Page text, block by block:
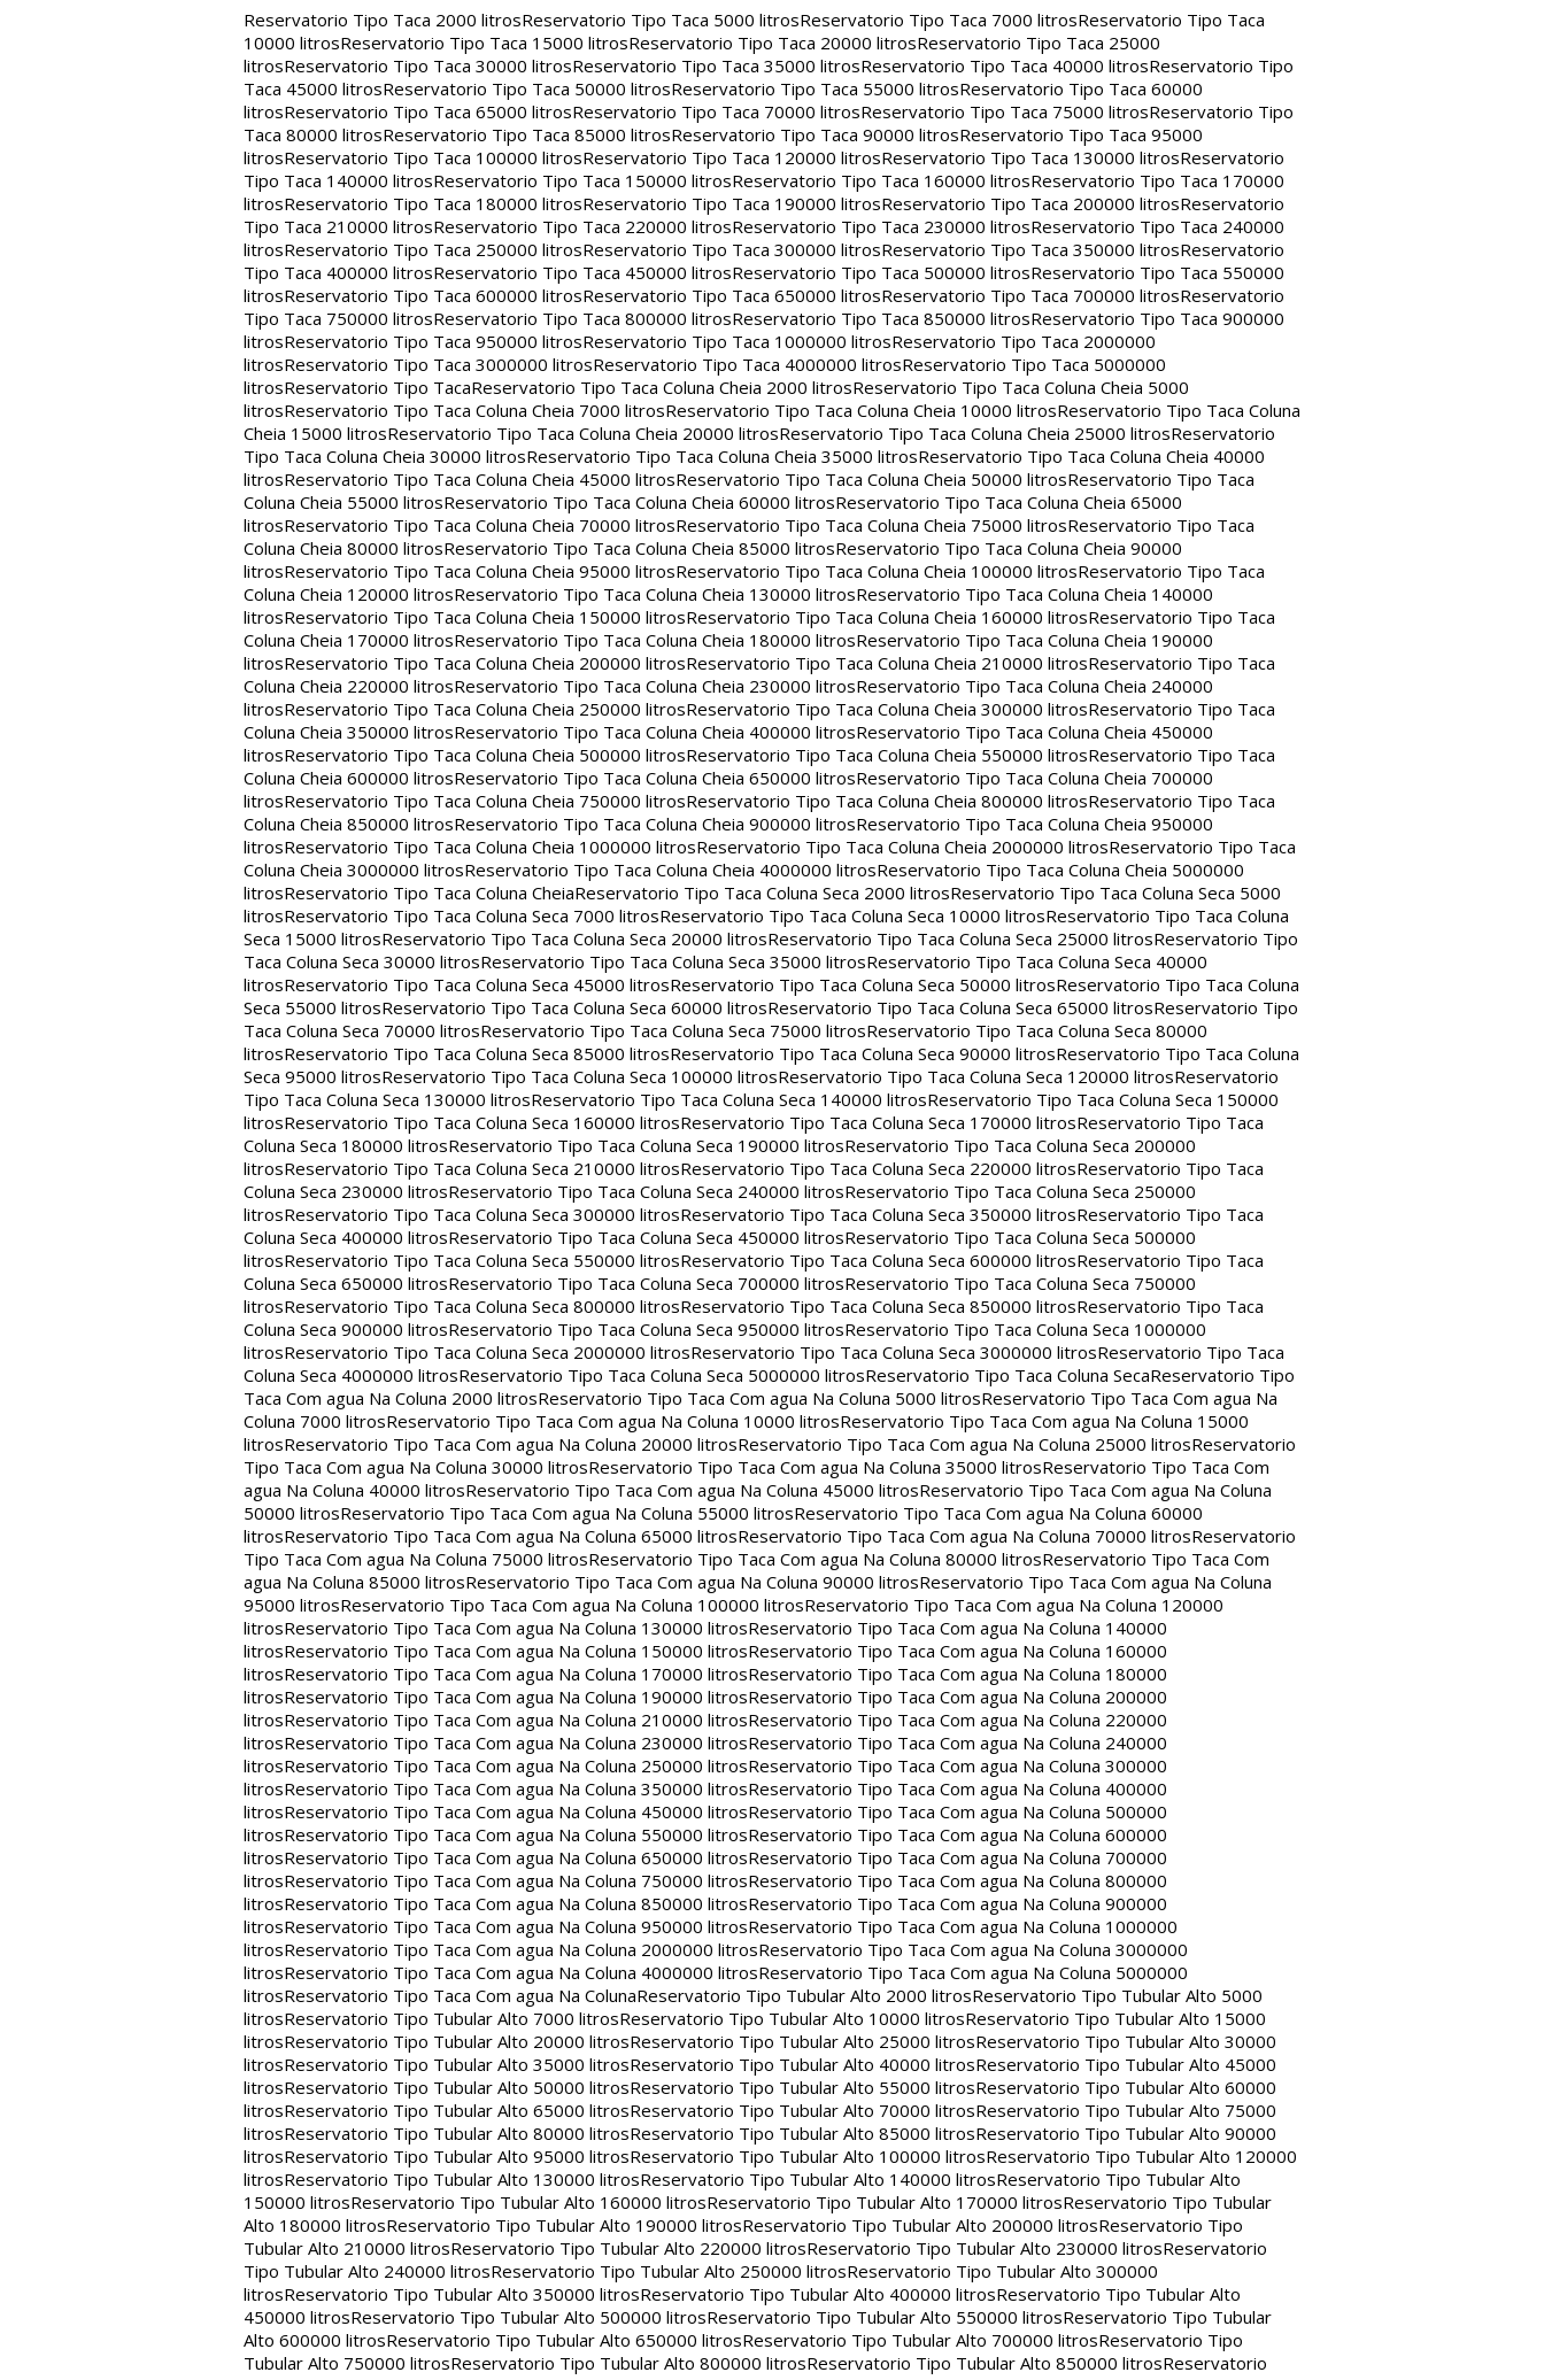
Reservatorio Tipo Taca 2000 litrosReservatorio Tipo Taca 5000 litrosReservatorio Tipo Taca 7000 litrosReservatorio Tipo Taca
10000 litrosReservatorio Tipo Taca 15000 litrosReservatorio Tipo Taca 20000 litrosReservatorio Tipo Taca 25000
litrosReservatorio Tipo Taca 30000 litrosReservatorio Tipo Taca 35000 litrosReservatorio Tipo Taca 40000 litrosReservatorio Tipo
Taca 45000 litrosReservatorio Tipo Taca 50000 litrosReservatorio Tipo Taca 55000 litrosReservatorio Tipo Taca 60000
litrosReservatorio Tipo Taca 65000 litrosReservatorio Tipo Taca 70000 litrosReservatorio Tipo Taca 75000 litrosReservatorio Tipo
Taca 80000 litrosReservatorio Tipo Taca 85000 litrosReservatorio Tipo Taca 90000 litrosReservatorio Tipo Taca 95000
litrosReservatorio Tipo Taca 100000 litrosReservatorio Tipo Taca 120000 litrosReservatorio Tipo Taca 130000 litrosReservatorio
Tipo Taca 140000 litrosReservatorio Tipo Taca 150000 litrosReservatorio Tipo Taca 160000 litrosReservatorio Tipo Taca 170000
litrosReservatorio Tipo Taca 180000 litrosReservatorio Tipo Taca 190000 litrosReservatorio Tipo Taca 200000 litrosReservatorio
Tipo Taca 210000 litrosReservatorio Tipo Taca 220000 litrosReservatorio Tipo Taca 230000 litrosReservatorio Tipo Taca 240000
litrosReservatorio Tipo Taca 250000 litrosReservatorio Tipo Taca 300000 litrosReservatorio Tipo Taca 350000 litrosReservatorio
Tipo Taca 400000 litrosReservatorio Tipo Taca 450000 litrosReservatorio Tipo Taca 500000 litrosReservatorio Tipo Taca 550000
litrosReservatorio Tipo Taca 600000 litrosReservatorio Tipo Taca 650000 litrosReservatorio Tipo Taca 700000 litrosReservatorio
Tipo Taca 750000 litrosReservatorio Tipo Taca 800000 litrosReservatorio Tipo Taca 850000 litrosReservatorio Tipo Taca 900000
litrosReservatorio Tipo Taca 950000 litrosReservatorio Tipo Taca 1000000 litrosReservatorio Tipo Taca 2000000
litrosReservatorio Tipo Taca 3000000 litrosReservatorio Tipo Taca 4000000 litrosReservatorio Tipo Taca 5000000
litrosReservatorio Tipo TacaReservatorio Tipo Taca Coluna Cheia 2000 litrosReservatorio Tipo Taca Coluna Cheia 5000
litrosReservatorio Tipo Taca Coluna Cheia 7000 litrosReservatorio Tipo Taca Coluna Cheia 10000 litrosReservatorio Tipo Taca Coluna
Cheia 15000 litrosReservatorio Tipo Taca Coluna Cheia 20000 litrosReservatorio Tipo Taca Coluna Cheia 25000 litrosReservatorio
Tipo Taca Coluna Cheia 30000 litrosReservatorio Tipo Taca Coluna Cheia 35000 litrosReservatorio Tipo Taca Coluna Cheia 40000
litrosReservatorio Tipo Taca Coluna Cheia 45000 litrosReservatorio Tipo Taca Coluna Cheia 50000 litrosReservatorio Tipo Taca
Coluna Cheia 55000 litrosReservatorio Tipo Taca Coluna Cheia 60000 litrosReservatorio Tipo Taca Coluna Cheia 65000
litrosReservatorio Tipo Taca Coluna Cheia 70000 litrosReservatorio Tipo Taca Coluna Cheia 75000 litrosReservatorio Tipo Taca
Coluna Cheia 80000 litrosReservatorio Tipo Taca Coluna Cheia 85000 litrosReservatorio Tipo Taca Coluna Cheia 90000
litrosReservatorio Tipo Taca Coluna Cheia 95000 litrosReservatorio Tipo Taca Coluna Cheia 100000 litrosReservatorio Tipo Taca
Coluna Cheia 120000 litrosReservatorio Tipo Taca Coluna Cheia 130000 litrosReservatorio Tipo Taca Coluna Cheia 140000
litrosReservatorio Tipo Taca Coluna Cheia 150000 litrosReservatorio Tipo Taca Coluna Cheia 160000 litrosReservatorio Tipo Taca
Coluna Cheia 170000 litrosReservatorio Tipo Taca Coluna Cheia 180000 litrosReservatorio Tipo Taca Coluna Cheia 190000
litrosReservatorio Tipo Taca Coluna Cheia 200000 litrosReservatorio Tipo Taca Coluna Cheia 210000 litrosReservatorio Tipo Taca
Coluna Cheia 220000 litrosReservatorio Tipo Taca Coluna Cheia 230000 litrosReservatorio Tipo Taca Coluna Cheia 240000
litrosReservatorio Tipo Taca Coluna Cheia 250000 litrosReservatorio Tipo Taca Coluna Cheia 300000 litrosReservatorio Tipo Taca
Coluna Cheia 350000 litrosReservatorio Tipo Taca Coluna Cheia 400000 litrosReservatorio Tipo Taca Coluna Cheia 450000
litrosReservatorio Tipo Taca Coluna Cheia 500000 litrosReservatorio Tipo Taca Coluna Cheia 550000 litrosReservatorio Tipo Taca
Coluna Cheia 600000 litrosReservatorio Tipo Taca Coluna Cheia 650000 litrosReservatorio Tipo Taca Coluna Cheia 700000
litrosReservatorio Tipo Taca Coluna Cheia 750000 litrosReservatorio Tipo Taca Coluna Cheia 800000 litrosReservatorio Tipo Taca
Coluna Cheia 850000 litrosReservatorio Tipo Taca Coluna Cheia 900000 litrosReservatorio Tipo Taca Coluna Cheia 950000
litrosReservatorio Tipo Taca Coluna Cheia 1000000 litrosReservatorio Tipo Taca Coluna Cheia 2000000 litrosReservatorio Tipo Taca
Coluna Cheia 3000000 litrosReservatorio Tipo Taca Coluna Cheia 4000000 litrosReservatorio Tipo Taca Coluna Cheia 5000000
litrosReservatorio Tipo Taca Coluna CheiaReservatorio Tipo Taca Coluna Seca 2000 litrosReservatorio Tipo Taca Coluna Seca 5000
litrosReservatorio Tipo Taca Coluna Seca 7000 litrosReservatorio Tipo Taca Coluna Seca 10000 litrosReservatorio Tipo Taca Coluna
Seca 15000 litrosReservatorio Tipo Taca Coluna Seca 20000 litrosReservatorio Tipo Taca Coluna Seca 25000 litrosReservatorio Tipo
Taca Coluna Seca 30000 litrosReservatorio Tipo Taca Coluna Seca 35000 litrosReservatorio Tipo Taca Coluna Seca 40000
litrosReservatorio Tipo Taca Coluna Seca 45000 litrosReservatorio Tipo Taca Coluna Seca 50000 litrosReservatorio Tipo Taca Coluna
Seca 55000 litrosReservatorio Tipo Taca Coluna Seca 60000 litrosReservatorio Tipo Taca Coluna Seca 65000 litrosReservatorio Tipo
Taca Coluna Seca 70000 litrosReservatorio Tipo Taca Coluna Seca 75000 litrosReservatorio Tipo Taca Coluna Seca 80000
litrosReservatorio Tipo Taca Coluna Seca 85000 litrosReservatorio Tipo Taca Coluna Seca 90000 litrosReservatorio Tipo Taca Coluna
Seca 95000 litrosReservatorio Tipo Taca Coluna Seca 100000 litrosReservatorio Tipo Taca Coluna Seca 120000 litrosReservatorio
Tipo Taca Coluna Seca 130000 litrosReservatorio Tipo Taca Coluna Seca 140000 litrosReservatorio Tipo Taca Coluna Seca 150000
litrosReservatorio Tipo Taca Coluna Seca 160000 litrosReservatorio Tipo Taca Coluna Seca 170000 litrosReservatorio Tipo Taca
Coluna Seca 180000 litrosReservatorio Tipo Taca Coluna Seca 190000 litrosReservatorio Tipo Taca Coluna Seca 200000
litrosReservatorio Tipo Taca Coluna Seca 210000 litrosReservatorio Tipo Taca Coluna Seca 220000 litrosReservatorio Tipo Taca
Coluna Seca 230000 litrosReservatorio Tipo Taca Coluna Seca 240000 litrosReservatorio Tipo Taca Coluna Seca 250000
litrosReservatorio Tipo Taca Coluna Seca 300000 litrosReservatorio Tipo Taca Coluna Seca 350000 litrosReservatorio Tipo Taca
Coluna Seca 400000 litrosReservatorio Tipo Taca Coluna Seca 450000 litrosReservatorio Tipo Taca Coluna Seca 500000
litrosReservatorio Tipo Taca Coluna Seca 550000 litrosReservatorio Tipo Taca Coluna Seca 600000 litrosReservatorio Tipo Taca
Coluna Seca 650000 litrosReservatorio Tipo Taca Coluna Seca 700000 litrosReservatorio Tipo Taca Coluna Seca 750000
litrosReservatorio Tipo Taca Coluna Seca 800000 litrosReservatorio Tipo Taca Coluna Seca 850000 litrosReservatorio Tipo Taca
Coluna Seca 900000 litrosReservatorio Tipo Taca Coluna Seca 950000 litrosReservatorio Tipo Taca Coluna Seca 1000000
litrosReservatorio Tipo Taca Coluna Seca 2000000 litrosReservatorio Tipo Taca Coluna Seca 3000000 litrosReservatorio Tipo Taca
Coluna Seca 4000000 litrosReservatorio Tipo Taca Coluna Seca 5000000 litrosReservatorio Tipo Taca Coluna SecaReservatorio Tipo
Taca Com agua Na Coluna 2000 litrosReservatorio Tipo Taca Com agua Na Coluna 5000 litrosReservatorio Tipo Taca Com agua Na
Coluna 7000 litrosReservatorio Tipo Taca Com agua Na Coluna 10000 litrosReservatorio Tipo Taca Com agua Na Coluna 15000
litrosReservatorio Tipo Taca Com agua Na Coluna 20000 litrosReservatorio Tipo Taca Com agua Na Coluna 25000 litrosReservatorio
Tipo Taca Com agua Na Coluna 30000 litrosReservatorio Tipo Taca Com agua Na Coluna 35000 litrosReservatorio Tipo Taca Com
agua Na Coluna 40000 litrosReservatorio Tipo Taca Com agua Na Coluna 45000 litrosReservatorio Tipo Taca Com agua Na Coluna
50000 litrosReservatorio Tipo Taca Com agua Na Coluna 55000 litrosReservatorio Tipo Taca Com agua Na Coluna 60000
litrosReservatorio Tipo Taca Com agua Na Coluna 65000 litrosReservatorio Tipo Taca Com agua Na Coluna 70000 litrosReservatorio
Tipo Taca Com agua Na Coluna 75000 litrosReservatorio Tipo Taca Com agua Na Coluna 80000 litrosReservatorio Tipo Taca Com
agua Na Coluna 85000 litrosReservatorio Tipo Taca Com agua Na Coluna 90000 litrosReservatorio Tipo Taca Com agua Na Coluna
95000 litrosReservatorio Tipo Taca Com agua Na Coluna 100000 litrosReservatorio Tipo Taca Com agua Na Coluna 120000
litrosReservatorio Tipo Taca Com agua Na Coluna 130000 litrosReservatorio Tipo Taca Com agua Na Coluna 140000
litrosReservatorio Tipo Taca Com agua Na Coluna 150000 litrosReservatorio Tipo Taca Com agua Na Coluna 160000
litrosReservatorio Tipo Taca Com agua Na Coluna 170000 litrosReservatorio Tipo Taca Com agua Na Coluna 180000
litrosReservatorio Tipo Taca Com agua Na Coluna 190000 litrosReservatorio Tipo Taca Com agua Na Coluna 200000
litrosReservatorio Tipo Taca Com agua Na Coluna 210000 litrosReservatorio Tipo Taca Com agua Na Coluna 220000
litrosReservatorio Tipo Taca Com agua Na Coluna 230000 litrosReservatorio Tipo Taca Com agua Na Coluna 240000
litrosReservatorio Tipo Taca Com agua Na Coluna 250000 litrosReservatorio Tipo Taca Com agua Na Coluna 300000
litrosReservatorio Tipo Taca Com agua Na Coluna 350000 litrosReservatorio Tipo Taca Com agua Na Coluna 400000
litrosReservatorio Tipo Taca Com agua Na Coluna 450000 litrosReservatorio Tipo Taca Com agua Na Coluna 500000
litrosReservatorio Tipo Taca Com agua Na Coluna 550000 litrosReservatorio Tipo Taca Com agua Na Coluna 600000
litrosReservatorio Tipo Taca Com agua Na Coluna 650000 litrosReservatorio Tipo Taca Com agua Na Coluna 700000
litrosReservatorio Tipo Taca Com agua Na Coluna 750000 litrosReservatorio Tipo Taca Com agua Na Coluna 800000
litrosReservatorio Tipo Taca Com agua Na Coluna 850000 litrosReservatorio Tipo Taca Com agua Na Coluna 900000
litrosReservatorio Tipo Taca Com agua Na Coluna 950000 litrosReservatorio Tipo Taca Com agua Na Coluna 1000000
litrosReservatorio Tipo Taca Com agua Na Coluna 2000000 litrosReservatorio Tipo Taca Com agua Na Coluna 3000000
litrosReservatorio Tipo Taca Com agua Na Coluna 4000000 litrosReservatorio Tipo Taca Com agua Na Coluna 5000000
litrosReservatorio Tipo Taca Com agua Na ColunaReservatorio Tipo Tubular Alto 2000 litrosReservatorio Tipo Tubular Alto 5000
litrosReservatorio Tipo Tubular Alto 7000 litrosReservatorio Tipo Tubular Alto 10000 litrosReservatorio Tipo Tubular Alto 15000
litrosReservatorio Tipo Tubular Alto 20000 litrosReservatorio Tipo Tubular Alto 25000 litrosReservatorio Tipo Tubular Alto 30000
litrosReservatorio Tipo Tubular Alto 35000 litrosReservatorio Tipo Tubular Alto 40000 litrosReservatorio Tipo Tubular Alto 45000
litrosReservatorio Tipo Tubular Alto 50000 litrosReservatorio Tipo Tubular Alto 55000 litrosReservatorio Tipo Tubular Alto 60000
litrosReservatorio Tipo Tubular Alto 65000 litrosReservatorio Tipo Tubular Alto 70000 litrosReservatorio Tipo Tubular Alto 75000
litrosReservatorio Tipo Tubular Alto 80000 litrosReservatorio Tipo Tubular Alto 85000 litrosReservatorio Tipo Tubular Alto 90000
litrosReservatorio Tipo Tubular Alto 95000 litrosReservatorio Tipo Tubular Alto 100000 litrosReservatorio Tipo Tubular Alto 120000
litrosReservatorio Tipo Tubular Alto 130000 litrosReservatorio Tipo Tubular Alto 140000 litrosReservatorio Tipo Tubular Alto
150000 litrosReservatorio Tipo Tubular Alto 160000 litrosReservatorio Tipo Tubular Alto 170000 litrosReservatorio Tipo Tubular
Alto 180000 litrosReservatorio Tipo Tubular Alto 190000 litrosReservatorio Tipo Tubular Alto 200000 litrosReservatorio Tipo
Tubular Alto 210000 litrosReservatorio Tipo Tubular Alto 220000 litrosReservatorio Tipo Tubular Alto 230000 litrosReservatorio
Tipo Tubular Alto 240000 litrosReservatorio Tipo Tubular Alto 250000 litrosReservatorio Tipo Tubular Alto 300000
litrosReservatorio Tipo Tubular Alto 350000 litrosReservatorio Tipo Tubular Alto 400000 litrosReservatorio Tipo Tubular Alto
450000 litrosReservatorio Tipo Tubular Alto 500000 litrosReservatorio Tipo Tubular Alto 550000 litrosReservatorio Tipo Tubular
Alto 600000 litrosReservatorio Tipo Tubular Alto 650000 litrosReservatorio Tipo Tubular Alto 700000 litrosReservatorio Tipo
Tubular Alto 750000 litrosReservatorio Tipo Tubular Alto 800000 litrosReservatorio Tipo Tubular Alto 850000 litrosReservatorio